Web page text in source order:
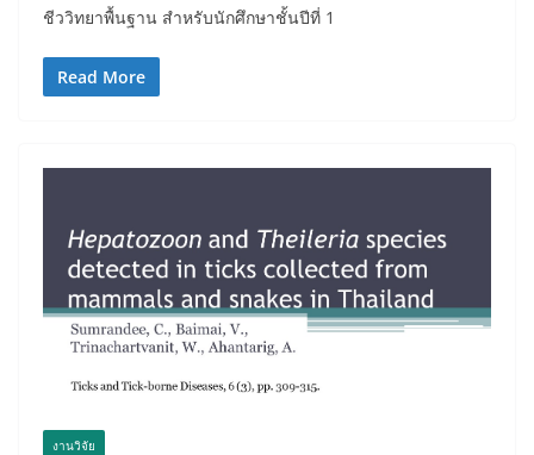
ชีววิทยาพื้นฐาน สำหรับนักศึกษาชั้นปีที่ 1
Read More
งานวิจัย